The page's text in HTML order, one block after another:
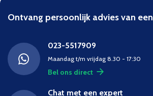
Ontvang persoonlijk advies van
023-5517909
Maandag t/m vrijdag 8.30 - 17:30
Bel ons direct
Chat met een expert